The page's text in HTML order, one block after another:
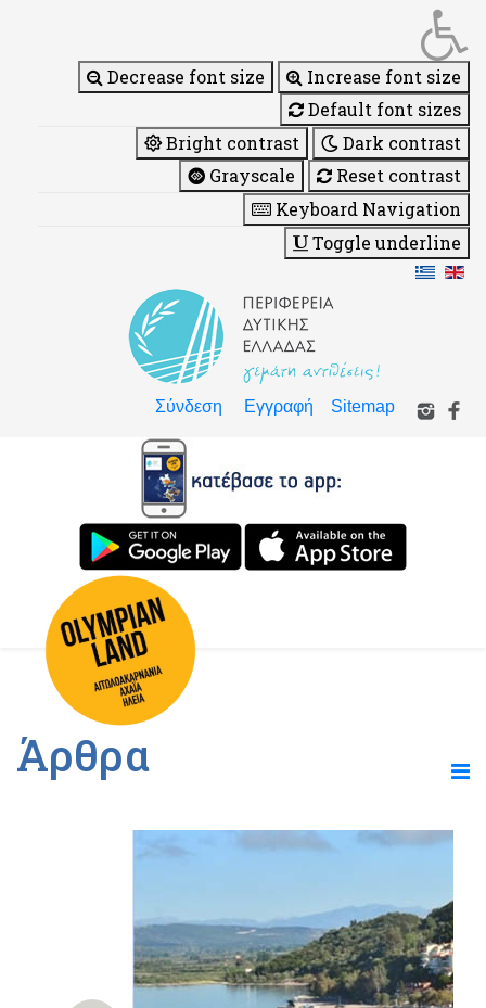
Decrease font size
Increase font size
Default font sizes
Bright contrast
Dark contrast
Grayscale
Reset contrast
Keyboard Navigation
Toggle underline
Σύνδεση Εγγραφή Sitemap
Άρθρα